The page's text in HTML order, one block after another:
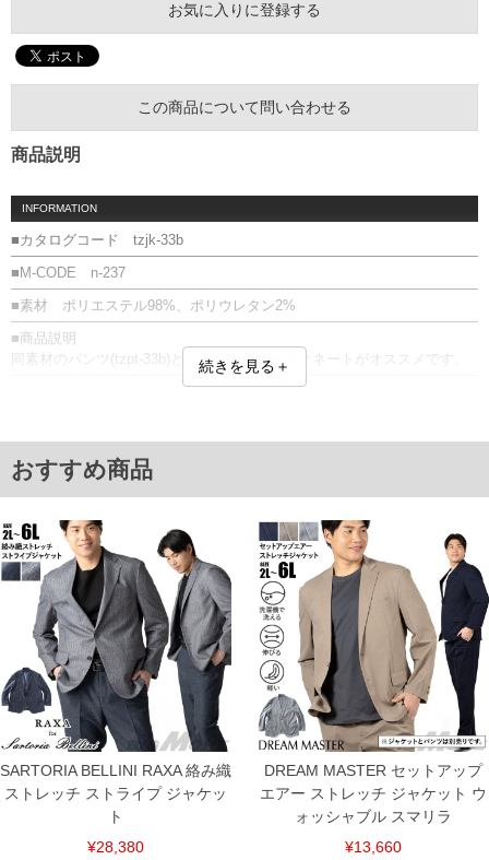
お気に入りに登録する
この商品について問い合わせる
商品説明
INFORMATION
■カタログコード tzjk-33b
■M-CODE n-237
■素材 ポリエステル98%、ポリウレタン2%
■商品説明
同素材のパンツ(tzpt-33b)とセットでのコーディネートがオススメです。
4L/54/64/136/78
5L/56/65/142/80
単位はcm
※【返品交換について】
返品交換希望の方は、商品到着後1週間以内にご連絡ください。
下着(肌着)やワイシャツは商品の性質上、返品交換不可とさせて頂いております。予め
ご了承くださいませ。
※【ボトムの裾上げをご希望の場合】
裾上げ料金は500円+税となります。
備考欄に股下●cmとご記入下さい。（裾上げ無料対象商品は1本につき税込6,000円以
上の品が対象。1本5,999円以下の商品は有料（500円+税）となります。）
出荷まで約1週間～20日間程お時間を頂く場合がございます。
尚、裾上げした商品は返品・交換不可となりますので、予めご了承下さい。
一部、お直しに対応出来ない商品がございます。(例：裾にファスナーや調節ひもが付
いている、極端なデザインが施されている等)
※商品によって若干のサイズの誤差がございます。また、お客様がご使用の環境（コ
ンピュータ画面）によって、商品の色味が若干異なる場合がございます。予めご了承
※当店での掲載商品は、実店鋪と在庫を共用しておりますので店頭での売り違い、店
続きを見る＋
おすすめ商品
SARTORIA BELLINI RAXA 絡み織
ストレッチ ストライプ ジャケッ
ト
¥28,380
DREAM MASTER セットアップ
エアー ストレッチ ジャケット ウ
ォッシャブル スマリラ
¥13,660